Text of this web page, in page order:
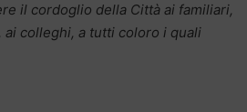
il cordoglio della Città ai familiari,
ai colleghi, a tutti coloro i quali